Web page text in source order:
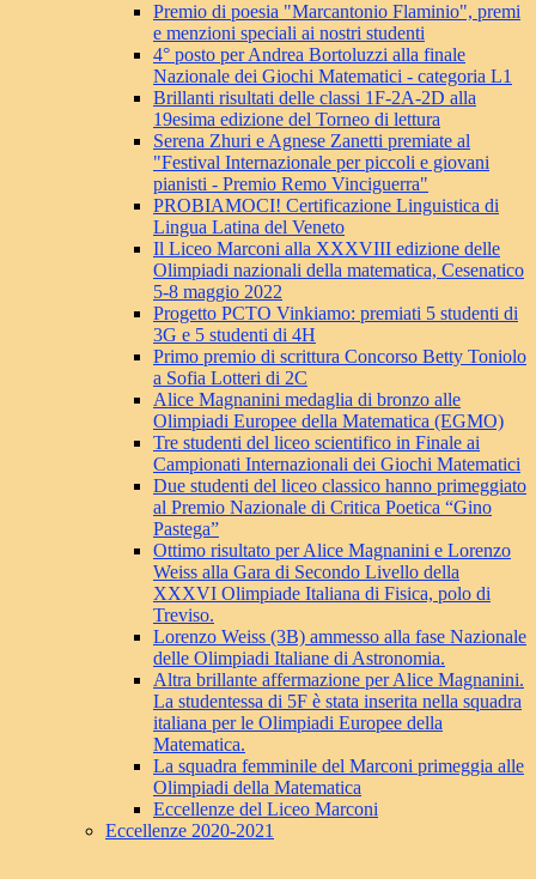
Premio di poesia "Marcantonio Flaminio", premi
e menzioni speciali ai nostri studenti
4° posto per Andrea Bortoluzzi alla finale
Nazionale dei Giochi Matematici - categoria L1
Brillanti risultati delle classi 1F-2A-2D alla
19esima edizione del Torneo di lettura
Serena Zhuri e Agnese Zanetti premiate al
"Festival Internazionale per piccoli e giovani
pianisti - Premio Remo Vinciguerra"
PROBIAMOCI! Certificazione Linguistica di
Lingua Latina del Veneto
Il Liceo Marconi alla XXXVIII edizione delle
Olimpiadi nazionali della matematica, Cesenatico
5-8 maggio 2022
Progetto PCTO Vinkiamo: premiati 5 studenti di
3G e 5 studenti di 4H
Primo premio di scrittura Concorso Betty Toniolo
a Sofia Lotteri di 2C
Alice Magnanini medaglia di bronzo alle
Olimpiadi Europee della Matematica (EGMO)
Tre studenti del liceo scientifico in Finale ai
Campionati Internazionali dei Giochi Matematici
Due studenti del liceo classico hanno primeggiato
al Premio Nazionale di Critica Poetica “Gino
Pastega”
Ottimo risultato per Alice Magnanini e Lorenzo
Weiss alla Gara di Secondo Livello della
XXXVI Olimpiade Italiana di Fisica, polo di
Treviso.
Lorenzo Weiss (3B) ammesso alla fase Nazionale
delle Olimpiadi Italiane di Astronomia.
Altra brillante affermazione per Alice Magnanini.
La studentessa di 5F è stata inserita nella squadra
italiana per le Olimpiadi Europee della
Matematica.
La squadra femminile del Marconi primeggia alle
Olimpiadi della Matematica
Eccellenze del Liceo Marconi
Eccellenze 2020-2021